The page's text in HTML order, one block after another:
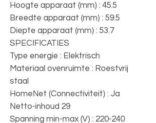
Hoogte apparaat (mm) : 45.5
Breedte apparaat (mm) : 59.5
Diepte apparaat (mm) : 53.7
SPECIFICATIES
Type energie : Elektrisch
Materiaal ovenruimte : Roestvrij
staal
HomeNet (Connectiviteit) : Ja
Netto-inhoud 29
Spanning min-max (V) : 220-240